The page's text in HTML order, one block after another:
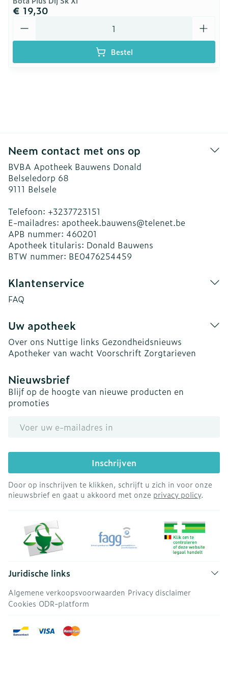
€ 19,30
Bestel
Neem contact met ons op
BVBA Apotheek Bauwens Donald
Belseledorp 68
9111 Belsele
Telefoon: +3237723151
E-mailadres: apotheek.bauwens@telenet.be
APB nummer: 460201
Apotheek titularis: Donald Bauwens
BTW nummer: BE0476254459
Klantenservice
FAQ
Uw apotheek
Over ons Nuttige links Gezondheidsnieuws
Apotheker van wacht Voorschrift Zorgtarieven
Nieuwsbrief
Blijf op de hoogte van nieuwe producten en
promoties
Inschrijven
Door op inschrijven te klikken, schrijft u zich in voor onze
nieuwsbrief en gaat u akkoord met onze privacy policy.
Juridische links
Algemene verkoopsvoorwaarden Privacy disclaimer
Cookies ODR-platform